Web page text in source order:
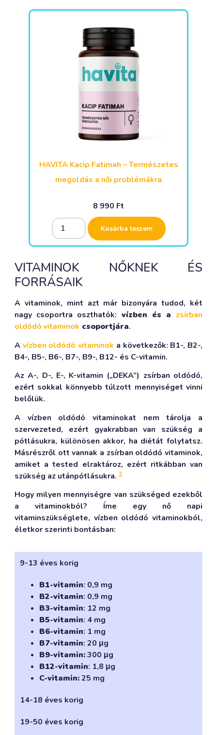
HAVITA Kacip Fatimah – Természetes
megoldás a női problémákra
8 990 Ft
Kosárba teszem
Alternative:
VITAMINOK NŐKNEK ÉS
FORRÁSAIK
A vitaminok, mint azt már bizonyára tudod, két
nagy csoportra oszthatók: vízben és a zsírban
oldódó vitaminok csoportjára.
A vízben oldódó vitaminok a következők: B1-, B2-,
B4-, B5-, B6-, B7-, B9-, B12- és C-vitamin.
Az A-, D-, E-, K-vitamin („DEKA”) zsírban oldódó,
ezért sokkal könnyebb túlzott mennyiséget vinni
belőlük.
A vízben oldódó vitaminokat nem tárolja a
szervezeted, ezért gyakrabban van szükség a
pótlásukra, különösen akkor, ha diétát folytatsz.
Másrészről ott vannak a zsírban oldódó vitaminok,
amiket a tested elraktároz, ezért ritkábban van
szükség az utánpótlásukra. 2
Hogy milyen mennyiségre van szükséged ezekből
a vitaminokból? Íme egy nő napi
vitaminszükséglete, vízben oldódó vitaminokból,
életkor szerinti bontásban:
9-13 éves korig
B1-vitamin: 0,9 mg
B2-vitamin: 0,9 mg
B3-vitamin: 12 mg
B5-vitamin: 4 mg
B6-vitamin: 1 mg
B7-vitamin: 20 μg
B9-vitamin:300 μg
B12-vitamin: 1,8 μg
C-vitamin:25 mg
14-18 éves korig
19-50 éves korig